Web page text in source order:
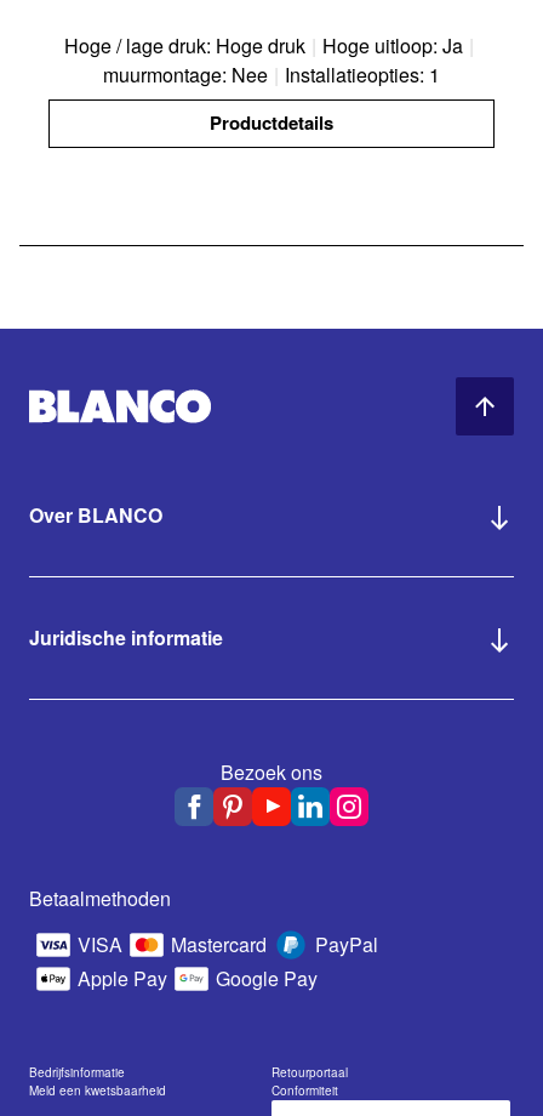
Hoge / lage druk: Hoge druk | Hoge uitloop: Ja |
muurmontage: Nee | Installatieopties: 1
Productdetails
Over BLANCO
Juridische informatie
Bezoek ons
Betaalmethoden
VISA
Mastercard
PayPal
Apple Pay
Google Pay
Bedrijfsinformatie
Retourportaal
Meld een kwetsbaarheid
Conformiteit